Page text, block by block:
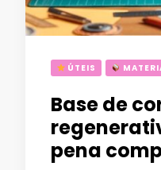
ÚTEIS
Base de
pena